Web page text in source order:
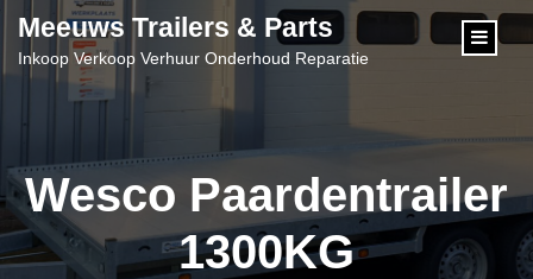
Meeuws Trailers & Parts
Inkoop Verkoop Verhuur Onderhoud Reparatie
Wesco Paardentrailer
1300KG